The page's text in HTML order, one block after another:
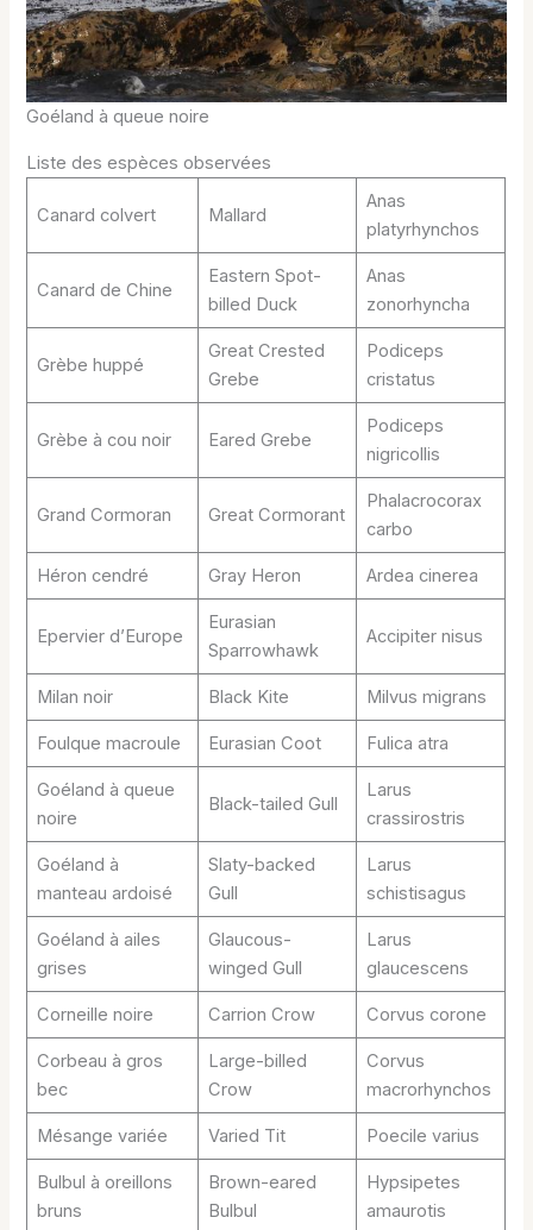
Goéland à queue noire
Liste des espèces observées
Canard colvert Mallard
Anas
platyrhynchos
Canard de Chine
Eastern Spot-
billed Duck
Anas
zonorhyncha
Grèbe huppé
Great Crested
Grebe
Podiceps
cristatus
Grèbe à cou noir Eared Grebe
Podiceps
nigricollis
Grand Cormoran Great Cormorant
Phalacrocorax
carbo
Héron cendré Gray Heron Ardea cinerea
Epervier d’Europe
Eurasian
Sparrowhawk
Accipiter nisus
Milan noir Black Kite Milvus migrans
Foulque macroule Eurasian Coot Fulica atra
Goéland à queue
noire
Black-tailed Gull
Larus
crassirostris
Goéland à
manteau ardoisé
Slaty-backed
Gull
Larus
schistisagus
Goéland à ailes
grises
Glaucous-
winged Gull
Larus
glaucescens
Corneille noire Carrion Crow Corvus corone
Corbeau à gros
bec
Large-billed
Crow
Corvus
macrorhynchos
Mésange variée Varied Tit Poecile varius
Bulbul à oreillons
bruns
Brown-eared
Bulbul
Hypsipetes
amaurotis